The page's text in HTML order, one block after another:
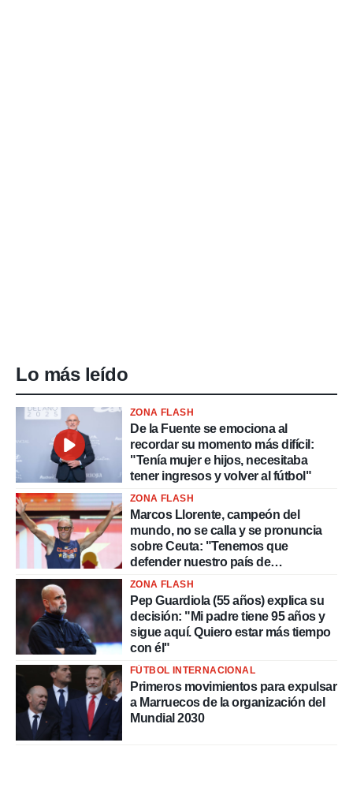
Lo más leído
ZONA FLASH
De la Fuente se emociona al
recordar su momento más difícil:
"Tenía mujer e hijos, necesitaba
tener ingresos y volver al fútbol"
ZONA FLASH
Marcos Llorente, campeón del
mundo, no se calla y se pronuncia
sobre Ceuta: "Tenemos que
defender nuestro país de
delincuentes"
ZONA FLASH
Pep Guardiola (55 años) explica su
decisión: "Mi padre tiene 95 años y
sigue aquí. Quiero estar más tiempo
con él"
FÚTBOL INTERNACIONAL
Primeros movimientos para expulsar
a Marruecos de la organización del
Mundial 2030